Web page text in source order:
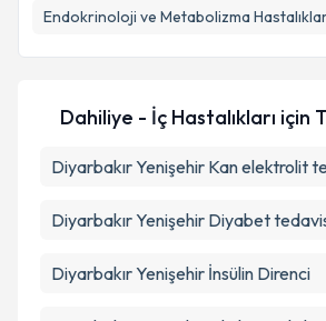
Endokrinoloji ve Metabolizma
Metni'ni okudum ve kişisel
Dahiliye - İç Hastalıkları için
Diyarbakır Yenişehir Kan elektrolit
Diyarbakır Yenişehir Diyabet
Diyarbakır Yenişehir İnsülin Direnci